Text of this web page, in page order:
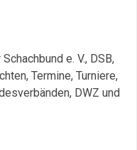
e. V., DSB,
Termine, Turniere,
DWZ und